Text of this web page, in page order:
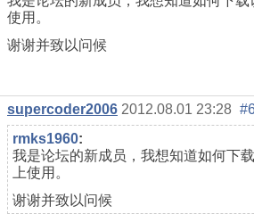
使用。
谢谢并致以问候
supercoder2006 2012.08.01 23:28
rmks1960:
我是论坛的新成员，我想知道如何下
上使用。
谢谢并致以问候